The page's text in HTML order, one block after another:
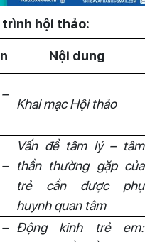
hội thảo:
Nội dung
Khai mạc Hội thảo
Vấn đề tâm lý – tâm
thần thường gặp của
trẻ cần được phụ
huynh quan tâm
Động kinh trẻ em: